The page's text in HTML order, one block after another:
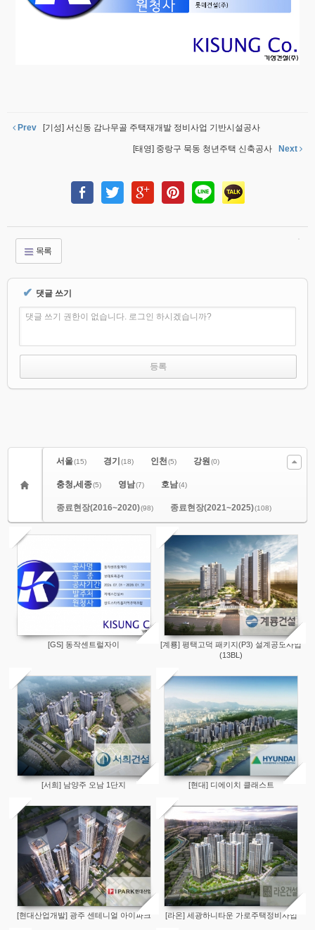
Prev [기성] 서신동 감나무골 주택재개발 정비사업 기반시설공사
[태영] 중랑구 묵동 청년주택 신축공사 Next
목록
✔ 댓글 쓰기
댓글 쓰기 권한이 없습니다. 로그인 하시겠습니까?
서울(15) 경기 (18) 인천(5) 강원(0)
충청,세종(5) 영남(7) 호남(4)
종료현장(2016~2020)(98) 종료현장(2021~2025)(108)
[GS] 동작센트럴자이
[계룡] 평택고덕 패키지(P3) 설계공모사업
(13BL)
[서희] 남양주 오남 1단지 [현대] 디에이치 클래스트
[현대산업개발] 광주 센테니얼 아이파크 [라온] 세광하니타운 가로주택정비사업